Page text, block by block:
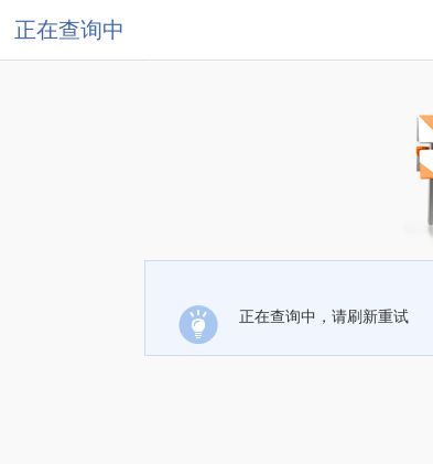
正在查询中
正在查询中，请刷新重试